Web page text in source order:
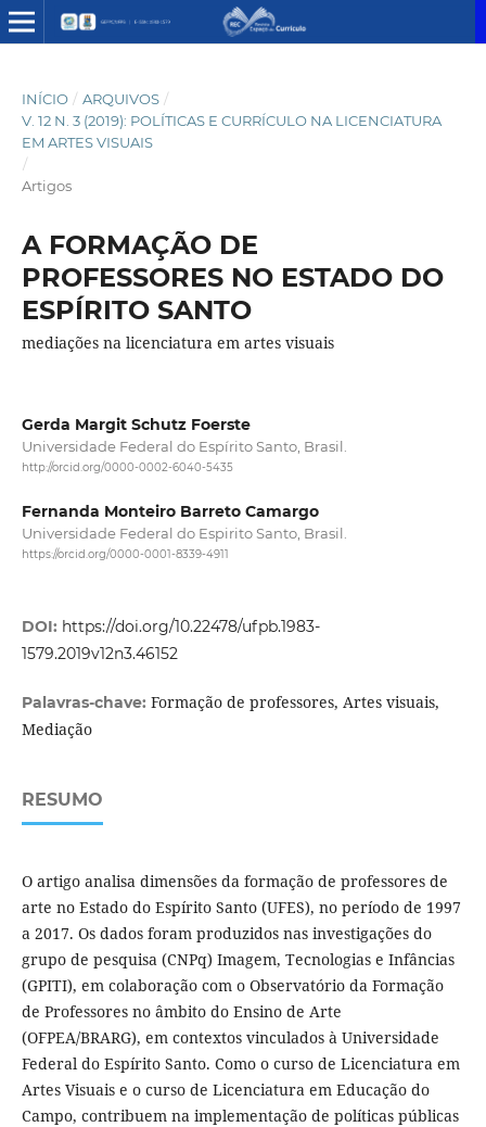
INÍCIO / ARQUIVOS /
V. 12 N. 3 (2019): POLÍTICAS E CURRÍCULO NA LICENCIATURA
EM ARTES VISUAIS
/
Artigos
A FORMAÇÃO DE
PROFESSORES NO ESTADO DO
ESPÍRITO SANTO
mediações na licenciatura em artes visuais
Gerda Margit Schutz Foerste
Universidade Federal do Espírito Santo, Brasil.
http://orcid.org/0000-0002-6040-5435
Fernanda Monteiro Barreto Camargo
Universidade Federal do Espirito Santo, Brasil.
https://orcid.org/0000-0001-8339-4911
DOI: https://doi.org/10.22478/ufpb.1983-
1579.2019v12n3.46152
Palavras-chave: Formação de professores, Artes visuais,
Mediação
RESUMO
O artigo analisa dimensões da formação de professores de
arte no Estado do Espírito Santo (UFES), no período de 1997
a 2017. Os dados foram produzidos nas investigações do
grupo de pesquisa (CNPq) Imagem, Tecnologias e Infâncias
(GPITI), em colaboração com o Observatório da Formação
de Professores no âmbito do Ensino de Arte
(OFPEA/BRARG), em contextos vinculados à Universidade
Federal do Espírito Santo. Como o curso de Licenciatura em
Artes Visuais e o curso de Licenciatura em Educação do
Campo, contribuem na implementação de políticas públicas